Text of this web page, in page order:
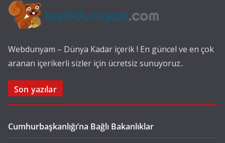
Webdunyam – Dünya Kadar içerik ! En güncel ve en çok
aranan içerikerli sizler için ücretsiz sunuyoruz..
Son yazılar
Cumhurbaşkanlığı’na Bağlı Bakanlıklar